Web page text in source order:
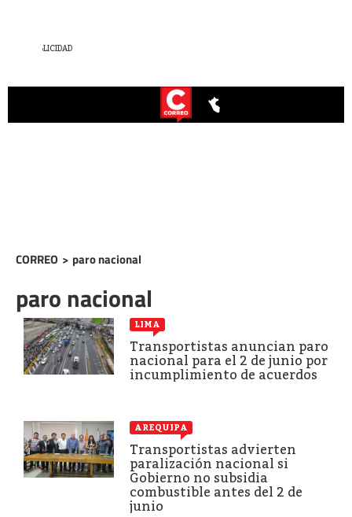
CORREO > paro nacional
paro nacional
LIMA
Transportistas anuncian paro
nacional para el 2 de junio por
incumplimiento de acuerdos
AREQUIPA
Transportistas advierten
paralización nacional si
Gobierno no subsidia
combustible antes del 2 de
junio